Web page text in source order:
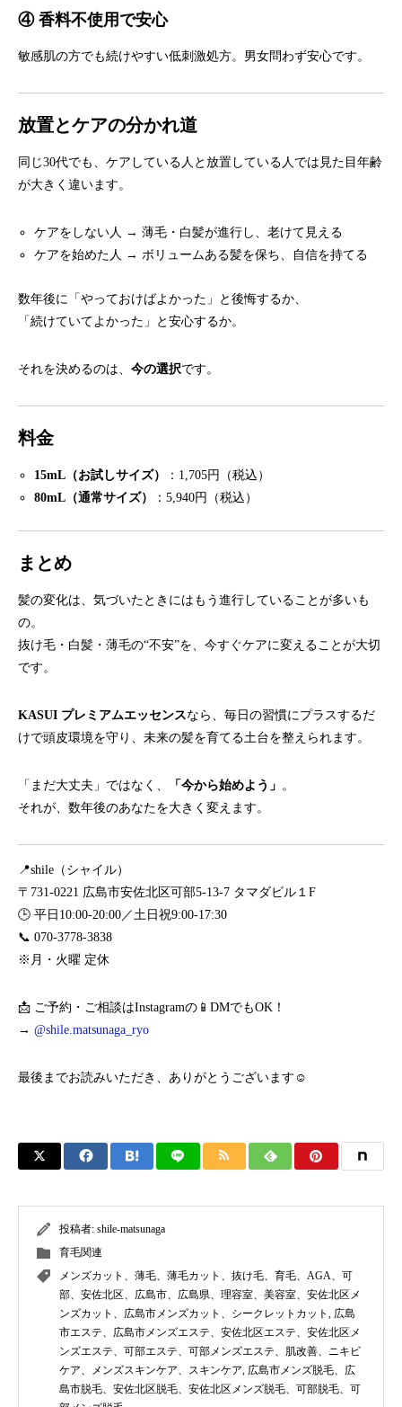
④ 香料不使用で安心
敏感肌の方でも続けやすい低刺激処方。男女問わず安心です。
放置とケアの分かれ道
同じ30代でも、ケアしている人と放置している人では見た目年齢
が大きく違います。
ケアをしない人 → 薄毛・白髪が進行し、老けて見える
ケアを始めた人 → ボリュームある髪を保ち、自信を持てる
数年後に「やっておけばよかった」と後悔するか、
「続けていてよかった」と安心するか。
それを決めるのは、 今の選択です。
料金
15mL（お試しサイズ）
：1,705円（税込）
80mL（通常サイズ）
：5,940円（税込）
まとめ
髪の変化は、気づいたときにはもう進行していることが多いも
の。
抜け毛・白髪・薄毛の“不安”を、今すぐケアに変えることが大切
です。
KASUI プレミアムエッセンスなら、毎日の習慣にプラスするだ
けで頭皮環境を守り、未来の髪を育てる土台を整えられます。
「まだ大丈夫」ではなく、 「今から始めよう」 。
それが、数年後のあなたを大きく変えます。
📍shile（シャイル）
〒731-0221 広島市安佐北区可部5-13-7 タマダビル１F
🕒 平日10:00-20:00／土日祝9:00-17:30
📞 070-3778-3838
※月・火曜 定休
📩 ご予約・ご相談はInstagramの📱DMでもOK！
→ @shile.matsunaga_ryo
最後までお読みいただき、ありがとうございます☺️
投稿者: shile-matsunaga
育毛関連
メンズカット、薄毛、薄毛カット、抜け毛、育毛、AGA、可
部、安佐北区、広島市、広島県、理容室、美容室、安佐北区メ
ンズカット、広島市メンズカット、シークレットカット , 広島
市エステ、広島市メンズエステ、安佐北区エステ、安佐北区メ
ンズエステ、可部エステ、可部メンズエステ、肌改善、ニキビ
ケア、メンズスキンケア、スキンケア, 広島市メンズ脱毛、広
島市脱毛、安佐北区脱毛、安佐北区メンズ脱毛、可部脱毛、可